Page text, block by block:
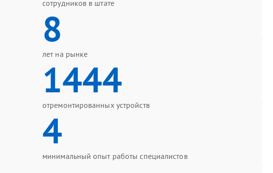
сотрудников в штате
8
лет на рынке
1444
отремонтированных устройств
4
минимальный опыт работы специалистов